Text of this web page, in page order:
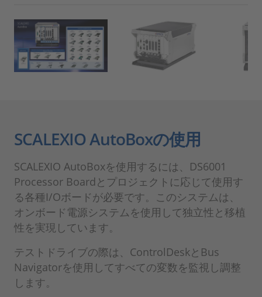
SCALEXIO AutoBoxの使用
SCALEXIO AutoBoxを使用するには、DS6001
Processor Boardとプロジェクトに応じて使用す
る各種I/Oボードが必要です。このシステムは、
オンボード電源システムを使用して独立性と移植
性を実現しています。
テストドライブの際は、ControlDeskとBus
Navigatorを使用してすべての変数を監視し調整
します。